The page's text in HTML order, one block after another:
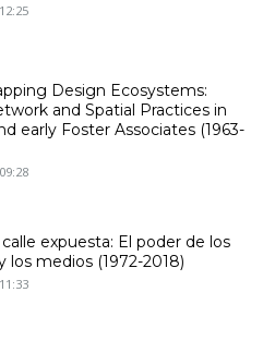
Design Ecosystems:
and Spatial Practices in
early Foster Associates (1963-
calle expuesta: El poder de los
los medios (1972-2018)